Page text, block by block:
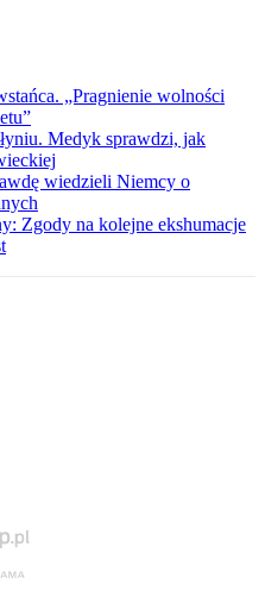
„Pragnienie wolności
Medyk sprawdzi, jak
wiedzieli Niemcy o
Zgody na kolejne ekshumacje